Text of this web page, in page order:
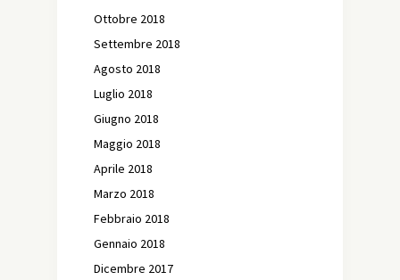
Ottobre 2018
Settembre 2018
Agosto 2018
Luglio 2018
Giugno 2018
Maggio 2018
Aprile 2018
Marzo 2018
Febbraio 2018
Gennaio 2018
Dicembre 2017